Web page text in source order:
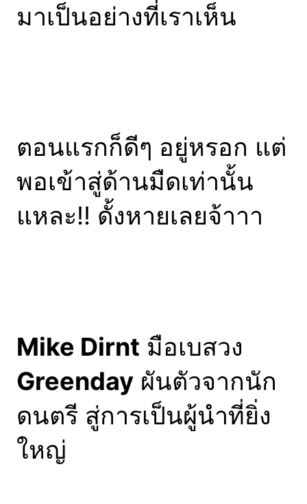
มาเป็นอย่างที่เราเห็น
ตอนแรกก็ดีๆ อยู่หรอก แต่
พอเข้าสู่ด้านมืดเท่านั้น
แหละ!! ดั้งหายเลยจ้าาา
Mike Dirnt มือเบสวง
Greenday ผันตัวจากนัก
ดนตรี สู่การเป็นผู้นำที่ยิ่ง
ใหญ่